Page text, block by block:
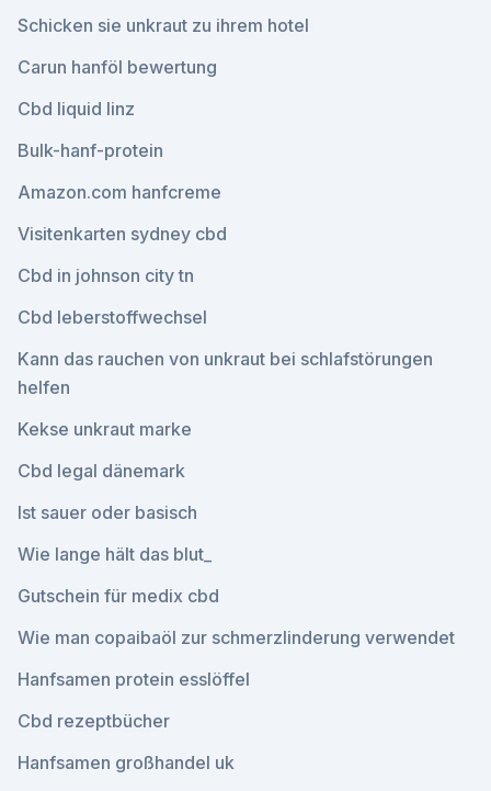
Schicken sie unkraut zu ihrem hotel
Carun hanföl bewertung
Cbd liquid linz
Bulk-hanf-protein
Amazon.com hanfcreme
Visitenkarten sydney cbd
Cbd in johnson city tn
Cbd leberstoffwechsel
Kann das rauchen von unkraut bei schlafstörungen
helfen
Kekse unkraut marke
Cbd legal dänemark
Ist sauer oder basisch
Wie lange hält das blut_
Gutschein für medix cbd
Wie man copaibaöl zur schmerzlinderung verwendet
Hanfsamen protein esslöffel
Cbd rezeptbücher
Hanfsamen großhandel uk